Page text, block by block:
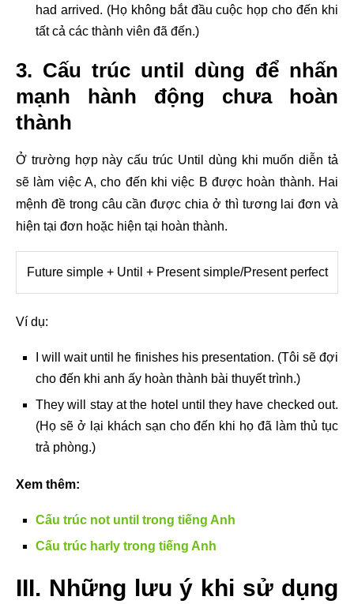
had arrived. (Họ không bắt đầu cuộc họp cho đến khi
tất cả các thành viên đã đến.)
3. Cấu trúc until dùng để nhấn
mạnh hành động chưa hoàn
thành
Ở trường hợp này cấu trúc Until dùng khi muốn diễn tả
sẽ làm việc A, cho đến khi việc B được hoàn thành. Hai
mệnh đề trong câu cần được chia ở thì tương lai đơn và
hiện tại đơn hoặc hiện tại hoàn thành.
Future simple + Until + Present simple/Present perfect
Ví dụ:
I will wait until he finishes his presentation. (Tôi sẽ đợi
cho đến khi anh ấy hoàn thành bài thuyết trình.)
They will stay at the hotel until they have checked out.
(Họ sẽ ở lại khách sạn cho đến khi họ đã làm thủ tục
trả phòng.)
Xem thêm:
Cấu trúc not until trong tiếng Anh
Cấu trúc harly trong tiếng Anh
III. Những lưu ý khi sử dụng